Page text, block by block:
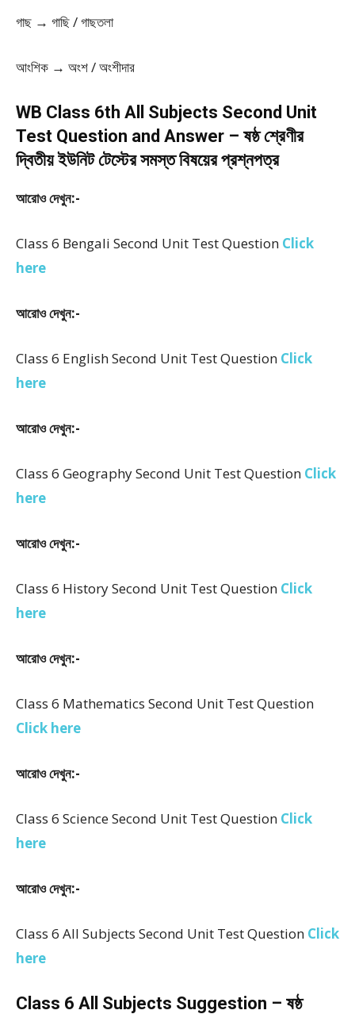
গাছ → গাছি / গাছতলা
আংশিক → অংশ / অংশীদার
WB Class 6th All Subjects Second Unit
Test Question and Answer – ষষ্ঠ শ্রেণীর
দ্বিতীয় ইউনিট টেস্টের সমস্ত বিষয়ের প্রশ্নপত্র
আরোও দেখুন:-
Class 6 Bengali Second Unit Test Question Click
here
আরোও দেখুন:-
Class 6 English Second Unit Test Question Click
here
আরোও দেখুন:-
Class 6 Geography Second Unit Test Question Click
here
আরোও দেখুন:-
Class 6 History Second Unit Test Question Click
here
আরোও দেখুন:-
Class 6 Mathematics Second Unit Test Question
Click here
আরোও দেখুন:-
Class 6 Science Second Unit Test Question Click
here
আরোও দেখুন:-
Class 6 All Subjects Second Unit Test Question Click
here
Class 6 All Subjects Suggestion – ষষ্ঠ